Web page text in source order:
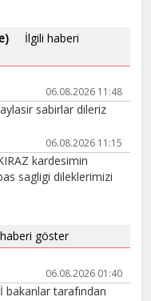
İlgili haberi
06.08.2026 11:48
sabirlar dileriz
06.08.2026 11:15
kardesimin
sagligi dileklerimizi
göster
06.08.2026 01:40
bakanlar tarafından